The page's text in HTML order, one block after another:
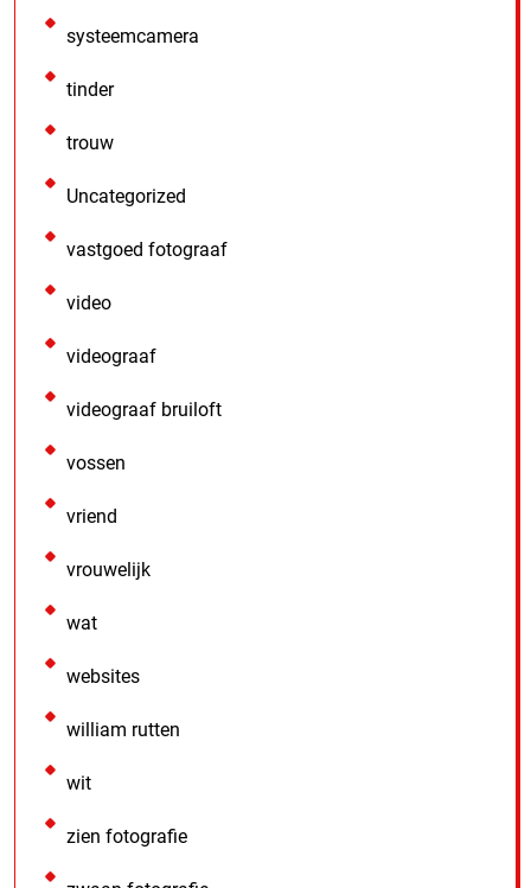
systeemcamera
tinder
trouw
Uncategorized
vastgoed fotograaf
video
videograaf
videograaf bruiloft
vossen
vriend
vrouwelijk
wat
websites
william rutten
wit
zien fotografie